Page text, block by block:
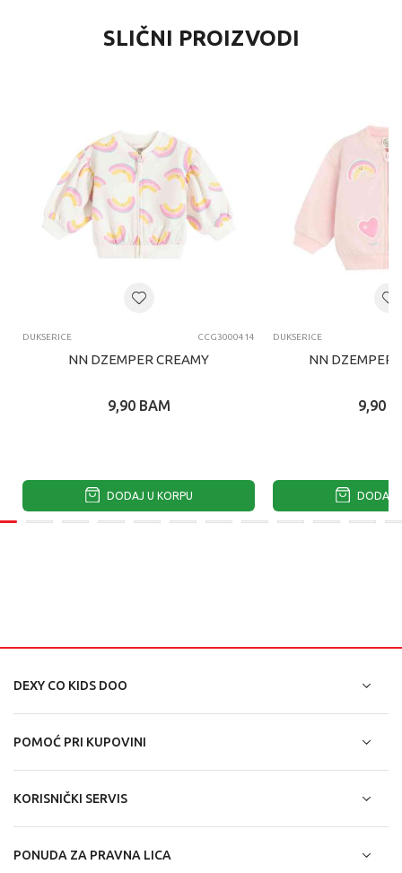
SLIČNI PROIZVODI
DUKSERICE CCG3000414
NN DZEMPER CREAMY
9,90 BAM
DODAJ U KORPU
DUKSERICE
NN DZEMPER
9,90
DODAJ
DEXY CO KIDS DOO
POMOĆ PRI KUPOVINI
KORISNIČKI SERVIS
PONUDA ZA PRAVNA LICA